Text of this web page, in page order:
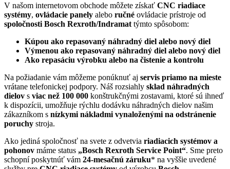
V našom internetovom obchode môžete získať CNC riadiace
systémy, ovládacie panely alebo ručné ovládacie prístroje od
spoločnosti Bosch Rexroth/Indramat týmto spôsobom:
Kúpou ako repasovaný náhradný diel alebo nový diel
Výmenou ako repasovaný náhradný diel alebo nový diel
Ako repasáciu výrobku alebo na čistenie a kontrolu
Na požiadanie vám môžeme ponúknuť aj servis priamo na mieste
vrátane telefonickej podpory. Náš rozsiahly sklad náhradných
dielov s viac než 100 000 konštrukčnými zostavami, ktoré sú ihneď
k dispozícii, umožňuje rýchlu dodávku náhradných dielov našim
zákazníkom s nízkymi nákladmi vynaloženými na odstránenie
poruchy stroja.
Ako jediná spoločnosť na svete z odvetvia riadiacich systémov a
pohonov máme status „Bosch Rexroth Service Point“. Sme preto
schopní poskytnúť vám 24-mesačnú záruku* na vyššie uvedené